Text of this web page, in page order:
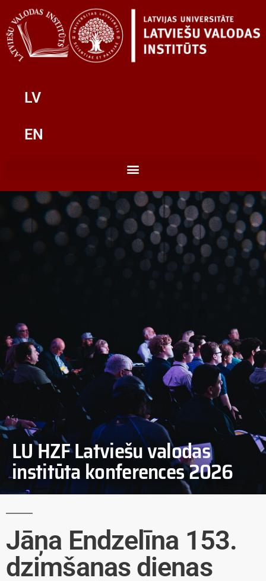
LV
EN
LU HZF Latviešu valodas
institūta konferences 2026
Jāņa Endzelīna 153.
dzimšanas dienas